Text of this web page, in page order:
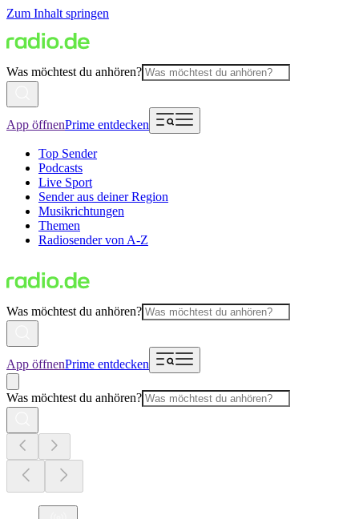
Zum Inhalt springen
Was möchtest du anhören?
App öffnenPrime entdecken
Top Sender
Podcasts
Live Sport
Sender aus deiner Region
Musikrichtungen
Themen
Radiosender von A-Z
Was möchtest du anhören?
App öffnenPrime entdecken
Was möchtest du anhören?